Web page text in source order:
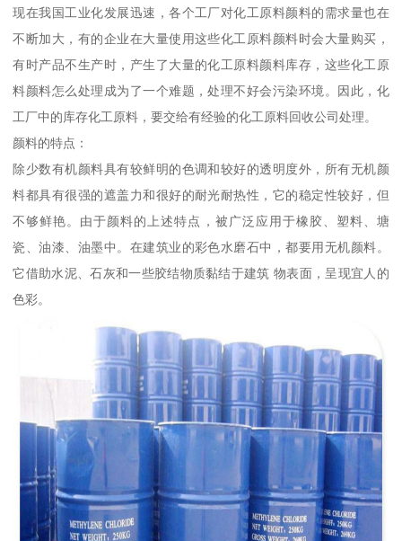
现在我国工业化发展迅速，各个工厂对化工原料颜料的需求量也在
不断加大，有的企业在大量使用这些化工原料颜料时会大量购买，
有时产品不生产时，产生了大量的化工原料颜料库存，这些化工原
料颜料怎么处理成为了一个难题，处理不好会污染环境。因此，化
工厂中的库存化工原料，要交给有经验的化工原料回收公司处理。
颜料的特点：
除少数有机颜料具有较鲜明的色调和较好的透明度外，所有无机颜
料都具有很强的遮盖力和很好的耐光耐热性，它的稳定性较好，但
不够鲜艳。由于颜料的上述特点，被广泛应用于橡胶、塑料、塘
瓷、油漆、油墨中。在建筑业的彩色水磨石中，都要用无机颜料。
它借助水泥、石灰和一些胶结物质黏结于建筑 物表面，呈现宜人的
色彩。